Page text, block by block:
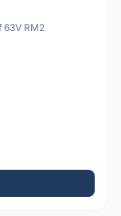
63V RM2